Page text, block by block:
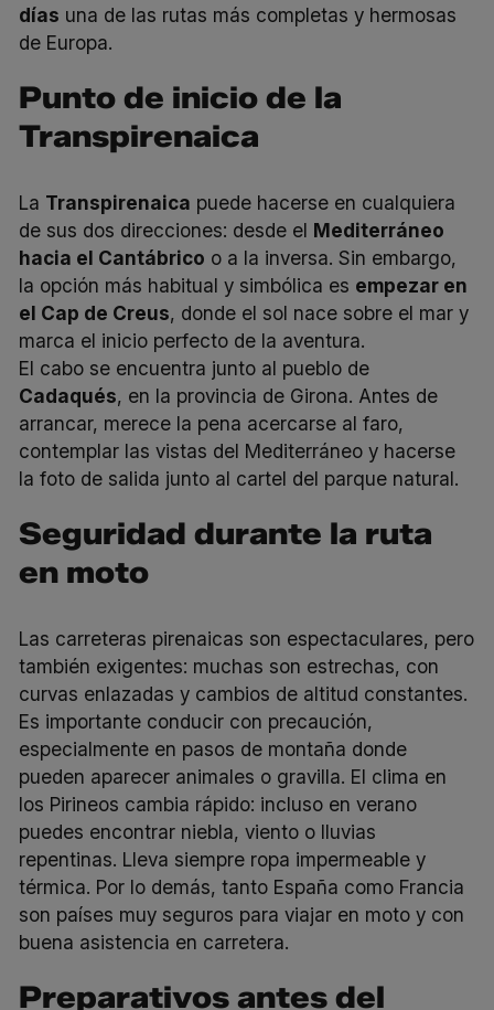
días una de las rutas más completas y hermosas
de Europa.
Punto de inicio de la
Transpirenaica
La Transpirenaica puede hacerse en cualquiera
de sus dos direcciones: desde el Mediterráneo
hacia el Cantábrico o a la inversa. Sin embargo,
la opción más habitual y simbólica es empezar en
el Cap de Creus, donde el sol nace sobre el mar y
marca el inicio perfecto de la aventura.
El cabo se encuentra junto al pueblo de
Cadaqués, en la provincia de Girona. Antes de
arrancar, merece la pena acercarse al faro,
contemplar las vistas del Mediterráneo y hacerse
la foto de salida junto al cartel del parque natural.
Seguridad durante la ruta
en moto
Las carreteras pirenaicas son espectaculares, pero
también exigentes: muchas son estrechas, con
curvas enlazadas y cambios de altitud constantes.
Es importante conducir con precaución,
especialmente en pasos de montaña donde
pueden aparecer animales o gravilla. El clima en
los Pirineos cambia rápido: incluso en verano
puedes encontrar niebla, viento o lluvias
repentinas. Lleva siempre ropa impermeable y
térmica. Por lo demás, tanto España como Francia
son países muy seguros para viajar en moto y con
buena asistencia en carretera.
Preparativos antes del